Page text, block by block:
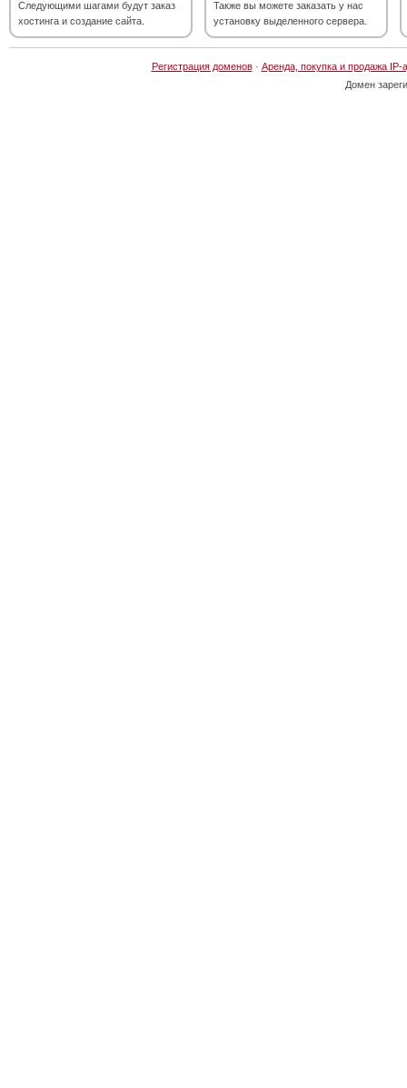
Следующими шагами будут заказ
хостинга и создание сайта.
Также вы можете заказать у нас
установку выделенного сервера.
Регистрация доменов· Аренда, покупка и продажа IP-
Домен